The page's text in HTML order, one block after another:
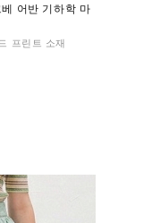
어반 기하학 마
프린트 소재